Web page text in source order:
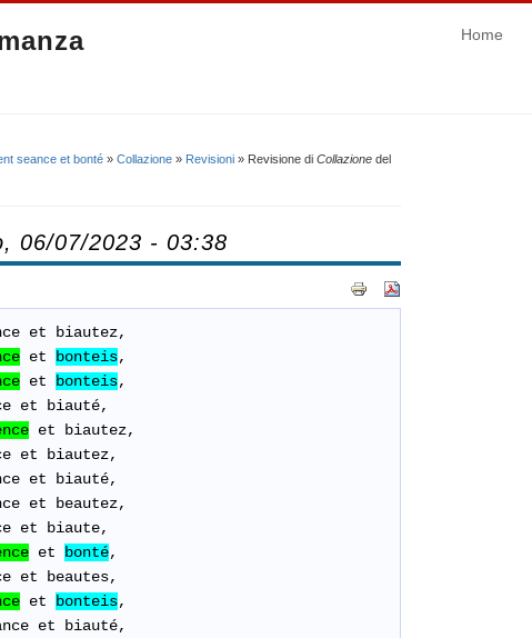
Home
seance et bonté » Collazione » Revisioni » Revisione di Collazione del
06/07/2023 - 03:38
et
biautez,
et bonteis,
et bonteis,
et
biauté,
et biautez,
et biautez,
et biauté,
et beautez,
et biaute,
et bonté,
et beautes,
et bonteis,
et biauté,